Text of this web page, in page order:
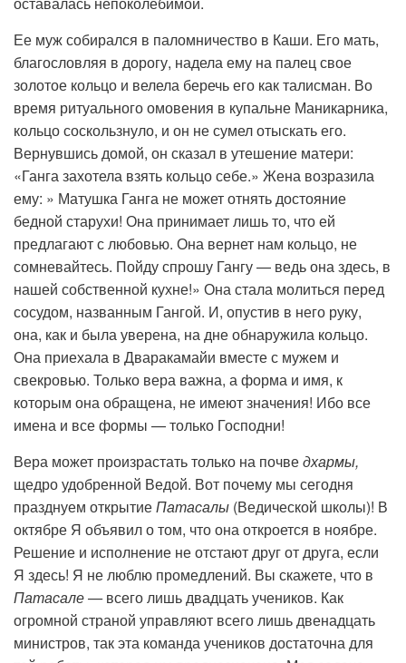
Ее муж собирался в паломничество в Каши. Его мать,
благословляя в дорогу, надела ему на палец свое
золотое кольцо и велела беречь его как талисман. Во
время ритуального омовения в купальне Маникарника,
кольцо соскользнуло, и он не сумел отыскать его.
Вернувшись домой, он сказал в утешение матери:
«Ганга захотела взять кольцо себе.» Жена возразила
ему: » Матушка Ганга не может отнять достояние
бедной старухи! Она принимает лишь то, что ей
предлагают с любовью. Она вернет нам кольцо, не
сомневайтесь. Пойду спрошу Гангу — ведь она здесь, в
нашей собственной кухне!» Она стала молиться перед
сосудом, названным Гангой. И, опустив в него руку,
она, как и была уверена, на дне обнаружила кольцо.
Она приехала в Дваракамайи вместе с мужем и
свекровью. Только вера важна, а форма и имя, к
которым она обращена, не имеют значения! Ибо все
имена и все формы — только Господни!
Вера может произрастать только на почведхармы,
щедро удобренной Ведой. Вот почему мы сегодня
празднуем открытиеПатасалы (Ведической школы)! В
октябре Я объявил о том, что она откроется в ноябре.
Решение и исполнение не отстают друг от друга, если
Я здесь! Я не люблю промедлений. Вы скажете, что в
Патасале —всего лишь двадцать учеников. Как
огромной страной управляют всего лишь двенадцать
министров, так эта команда учеников достаточна для